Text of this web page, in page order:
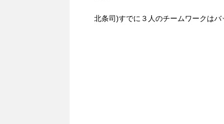
北条司)すでに３人のチームワークはバ